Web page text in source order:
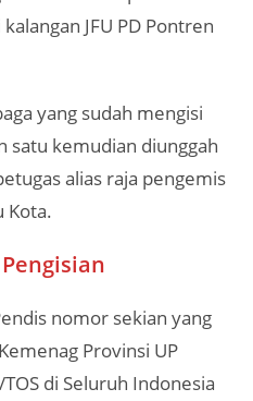
JFU PD Pontren
yang sudah mengisi
satu kemudian diunggah
alias raja pengemis
Kota.
nomor sekian yang
Provinsi UP
di Seluruh Indonesia